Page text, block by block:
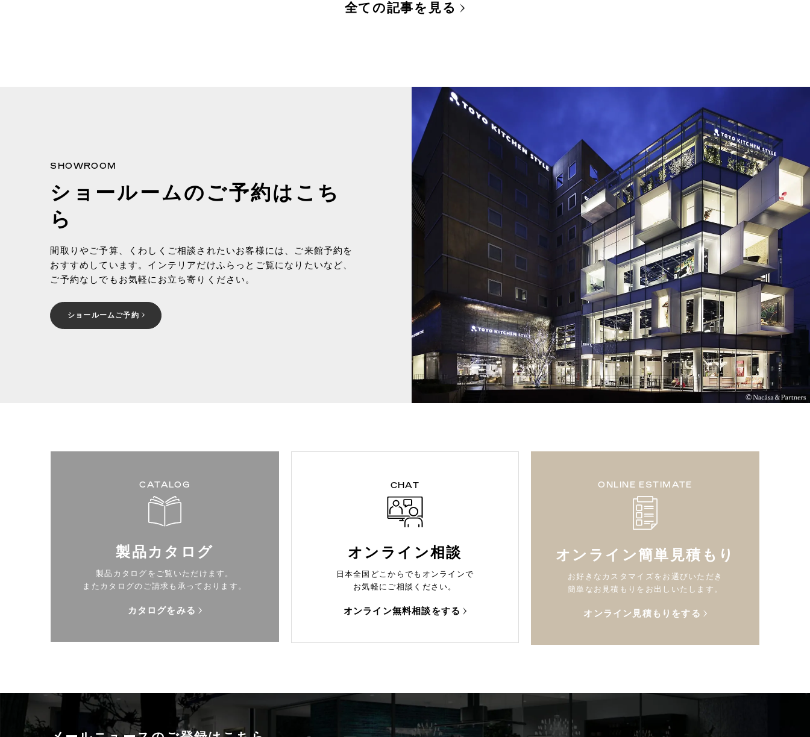
全ての記事を見る
SHOWROOM
ショールームのご予約はこち
ら
間取りやご予算、くわしくご相談されたいお客様には、ご来館予約を
おすすめしています。インテリアだけふらっとご覧になりたいなど、
ご予約なしでもお気軽にお立ち寄りください。
ショールームご予約
CATALOG
製品カタログ
製品カタログをご覧いただけます。
またカタログのご請求も承っております。
カタログをみる
CHAT
オンライン相談
日本全国どこからでもオンラインで
お気軽にご相談ください。
オンライン無料相談をする
ONLINE ESTIMATE
オンライン簡単見積もり
お好きなカスタマイズをお選びいただき
簡単なお見積もりをお出しいたします。
オンライン見積もりをする